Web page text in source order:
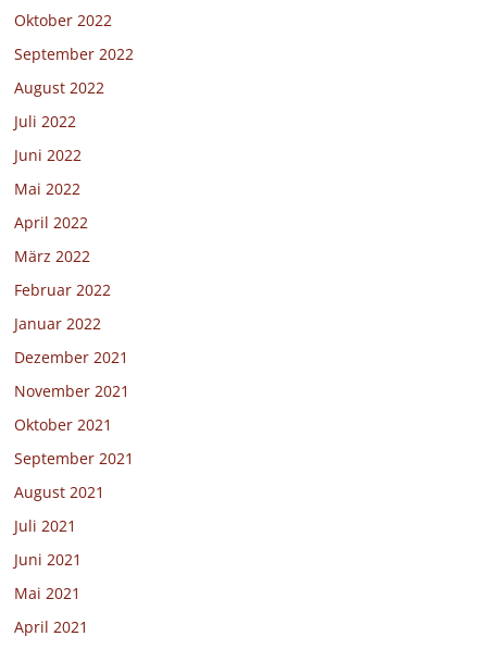
Oktober 2022
September 2022
August 2022
Juli 2022
Juni 2022
Mai 2022
April 2022
März 2022
Februar 2022
Januar 2022
Dezember 2021
November 2021
Oktober 2021
September 2021
August 2021
Juli 2021
Juni 2021
Mai 2021
April 2021